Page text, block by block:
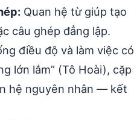
Quan hệ từ giúp tạo
câu ghép đẳng lập.
điều độ và làm việc có
lớn lắm” (Tô Hoài), cặp
hệ nguyên nhân — kết